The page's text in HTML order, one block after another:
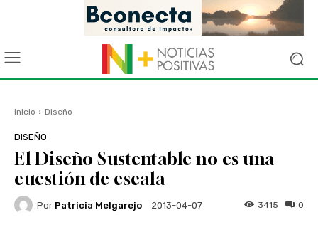
Inicio Diseño
DISEÑO
El Diseño Sustentable no es una
cuestión de escala
Por Patricia Melgarejo 2013-04-07 0
3415